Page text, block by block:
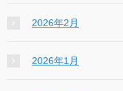
2026年2月
2026年1月